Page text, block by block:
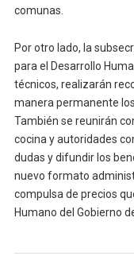
comunas.
Por otro lado, la
para el Desarrollo
técnicos, realizarán
manera permanente
También se reunirán
cocina y autoridades
dudas y difundir los
nuevo formato
compulsa de precios
Humano del Gobierno